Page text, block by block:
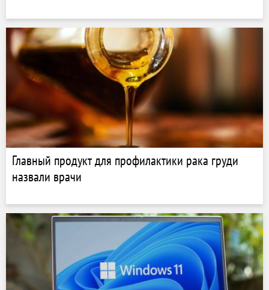
Главный продукт для профилактики рака груди
назвали врачи